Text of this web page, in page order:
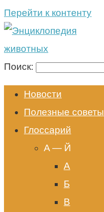
Перейти к контенту
Поиск:
Новости
Полезные советы
Глоссарий
A — Й
А
Б
В